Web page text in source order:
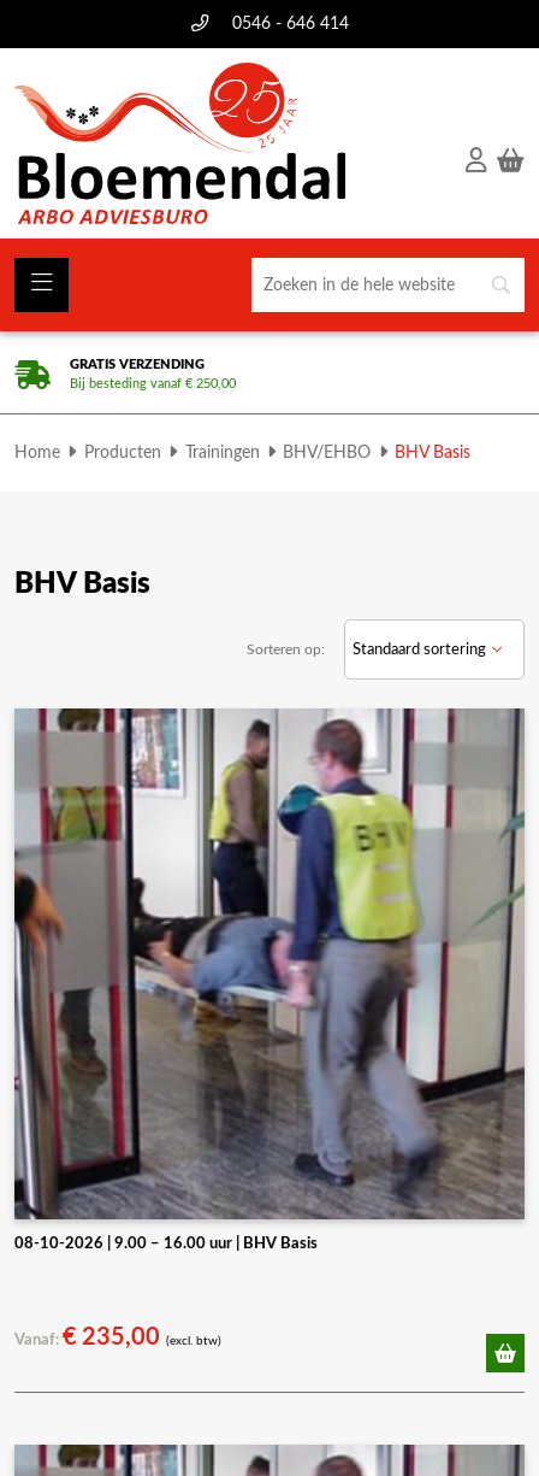
0546 - 646 414
GRATIS VERZENDING
Bij besteding vanaf € 250,00
Home Producten Trainingen BHV/EHBO BHV Basis
BHV Basis
Sorteren op:
08-10-2026 | 9.00 – 16.00 uur | BHV Basis
Vanaf: € 235,00 (excl. btw)